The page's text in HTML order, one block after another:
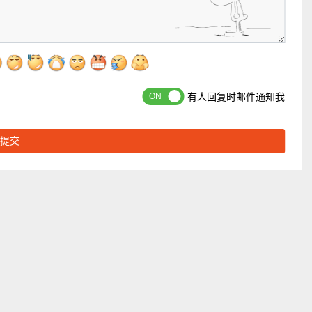
有人回复时邮件通知我
提交